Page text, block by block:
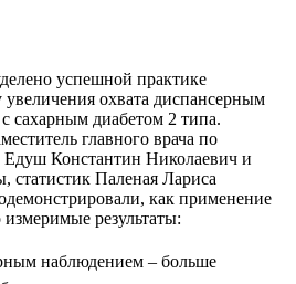
успешной практике
охвата диспансерным
сахарным диабетом 2 типа.
главного врача по
Едуш Константин Николаевич и
статистик Паленая Лариса
как применение
результаты:
наблюдением – больше